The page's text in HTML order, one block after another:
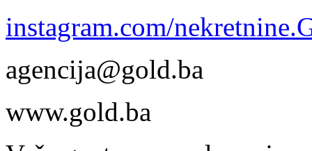
instagram.com/
agencija@gold.ba
www.gold.ba